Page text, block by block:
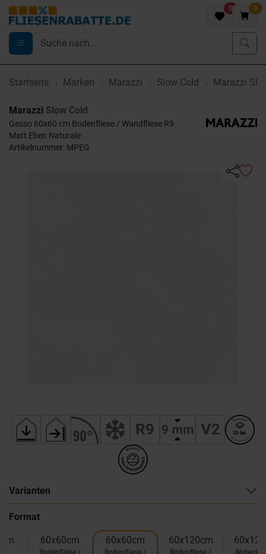
0 0
Startseite Marken Marazzi Slow Cold Marazzi
Marazzi Slow Cold
Gesso 60x60 cm Bodenfliese / Wandfliese R9
Matt Eben Naturale
Artikelnummer: MPEG
Varianten
Format
60x60cm
Bodenfliese /
60x60cm
Bodenfliese /
60x120cm
Bodenfliese /